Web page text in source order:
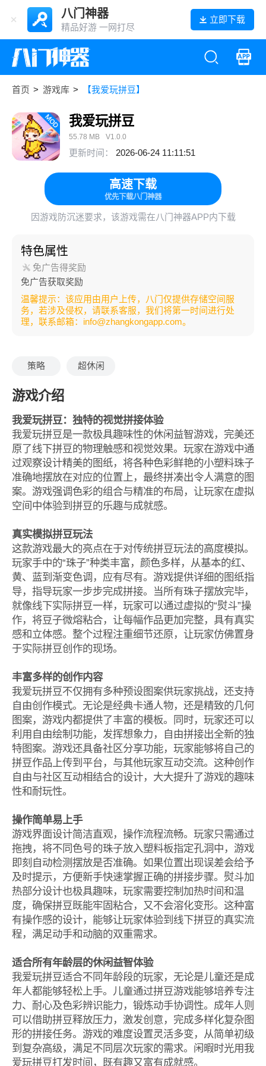
八门神器
精品好游 一网打尽
立即下载
首页 > 游戏库 > 【我爱玩拼豆】
我爱玩拼豆
55.78 MB V1.0.0
更新时间： 2026-06-24 11:11:51
高速下载
优先下载八门神器
因游戏防沉迷要求，该游戏需在八门神器APP内下载
特色属性
免广告得奖励
免广告获取奖励
温馨提示：该应用由用户上传，八门仅提供存储空间服
务，若涉及侵权，请联系客服，我们将第一时间进行处
理，联系邮箱：info@zhangkongapp.com。
策略 超休闲
游戏介绍
我爱玩拼豆：独特的视觉拼接体验
我爱玩拼豆是一款极具趣味性的休闲益智游戏，完美还
原了线下拼豆的物理触感和视觉效果。玩家在游戏中通
过观察设计精美的图纸，将各种色彩鲜艳的小塑料珠子
准确地摆放在对应的位置上，最终拼凑出令人满意的图
案。游戏强调色彩的组合与精准的布局，让玩家在虚拟
空间中体验到拼豆的乐趣与成就感。
真实模拟拼豆玩法
这款游戏最大的亮点在于对传统拼豆玩法的高度模拟。
玩家手中的“珠子”种类丰富，颜色多样，从基本的红、
黄、蓝到渐变色调，应有尽有。游戏提供详细的图纸指
导，指导玩家一步步完成拼接。当所有珠子摆放完毕，
就像线下实际拼豆一样，玩家可以通过虚拟的“熨斗”操
作，将豆子微熔粘合，让每幅作品更加完整，具有真实
感和立体感。整个过程注重细节还原，让玩家仿佛置身
于实际拼豆创作的现场。
丰富多样的创作内容
我爱玩拼豆不仅拥有多种预设图案供玩家挑战，还支持
自由创作模式。无论是经典卡通人物，还是精致的几何
图案，游戏内都提供了丰富的模板。同时，玩家还可以
利用自由绘制功能，发挥想象力，自由拼接出全新的独
特图案。游戏还具备社区分享功能，玩家能够将自己的
拼豆作品上传到平台，与其他玩家互动交流。这种创作
自由与社区互动相结合的设计，大大提升了游戏的趣味
性和耐玩性。
操作简单易上手
游戏界面设计简洁直观，操作流程流畅。玩家只需通过
拖拽，将不同色号的珠子放入塑料板指定孔洞中，游戏
即刻自动检测摆放是否准确。如果位置出现误差会给予
及时提示，方便新手快速掌握正确的拼接步骤。熨斗加
热部分设计也极具趣味，玩家需要控制加热时间和温
度，确保拼豆既能牢固粘合，又不会溶化变形。这种富
有操作感的设计，能够让玩家体验到线下拼豆的真实流
程，满足动手和动脑的双重需求。
适合所有年龄层的休闲益智体验
我爱玩拼豆适合不同年龄段的玩家，无论是儿童还是成
年人都能够轻松上手。儿童通过拼豆游戏能够培养专注
力、耐心及色彩辨识能力，锻炼动手协调性。成年人则
可以借助拼豆释放压力，激发创意，完成多样化复杂图
形的拼接任务。游戏的难度设置灵活多变，从简单初级
到复杂高级，满足不同层次玩家的需求。闲暇时光用我
爱玩拼豆打发时间，既有趣又富有成就感。